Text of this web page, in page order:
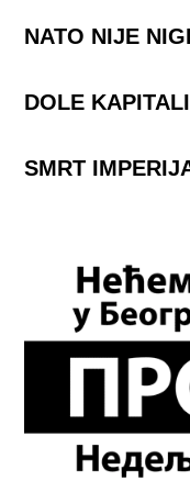
NATO NIJE
DOLE
SMRT